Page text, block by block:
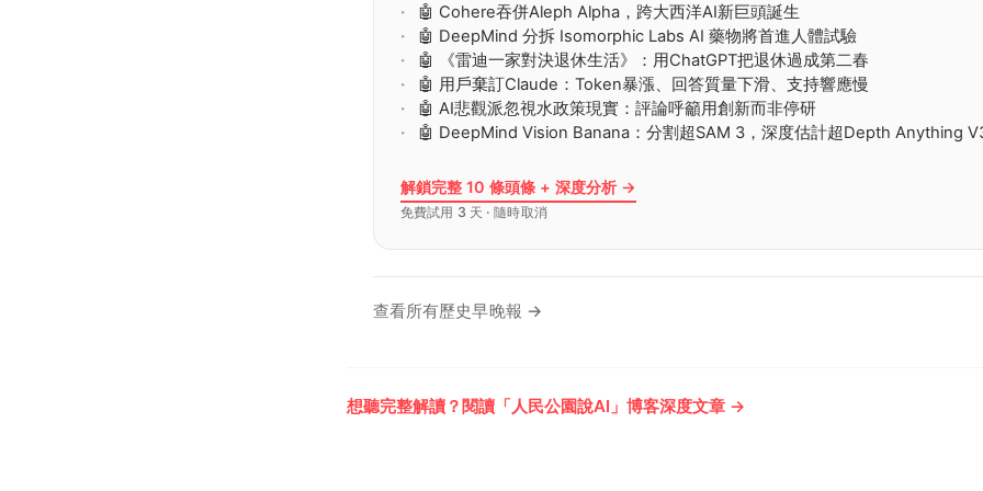
🤖 Cohere吞併Aleph Alpha，跨大西洋AI新巨頭誕生
🤖 DeepMind 分拆 Isomorphic Labs AI 藥物將首進人體試驗
🤖 《雷迪一家對決退休生活》：用ChatGPT把退休過成第二春
🤖 用戶棄訂Claude：Token暴漲、回答質量下滑、支持響應慢
🤖 AI悲觀派忽視水政策現實：評論呼籲用創新而非停研
🤖 DeepMind Vision Banana：分割超SAM 3，深度估計超Depth Anything
解鎖完整 10 條頭條 + 深度分析 →
免費試用 3 天 · 隨時取消
查看所有歷史早晚報 →
想聽完整解讀？閱讀「人民公園說AI」博客深度文章 →